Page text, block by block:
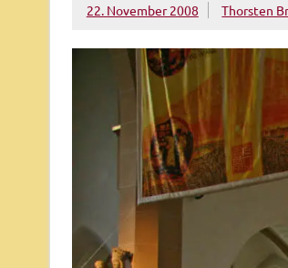
22. November 2008 Thorsten